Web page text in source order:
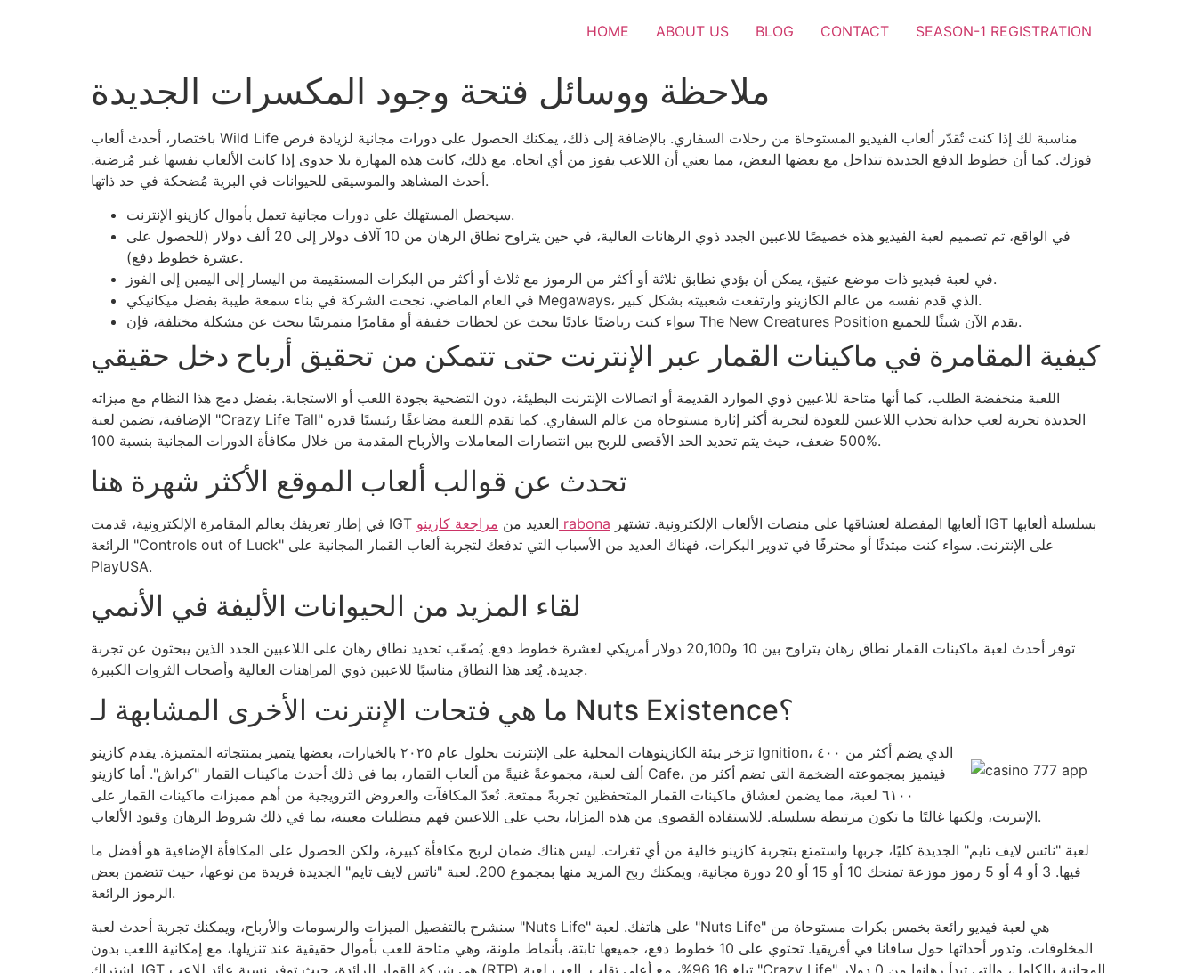
HOME ABOUT US BLOG CONTACT SEASON-1 REGISTRATION
ملاحظة ووسائل فتحة وجود المكسرات الجديدة
باختصار، أحدث ألعاب Wild Life مناسبة لك إذا كنت تُقدّر ألعاب الفيديو المستوحاة من رحلات السفاري. بالإضافة إلى ذلك، يمكنك الحصول على دورات مجانية لزيادة فرص
فوزك. كما أن خطوط الدفع الجديدة تتداخل مع بعضها البعض، مما يعني أن اللاعب يفوز من أي اتجاه. مع ذلك، كانت هذه المهارة بلا جدوى إذا كانت الألعاب نفسها غير مُرضية.
أحدث المشاهد والموسيقى للحيوانات في البرية مُضحكة في حد ذاتها.
سيحصل المستهلك على دورات مجانية تعمل بأموال كازينو الإنترنت.
في الواقع، تم تصميم لعبة الفيديو هذه خصيصًا للاعبين الجدد ذوي الرهانات العالية، في حين يتراوح نطاق الرهان من 10 آلاف دولار إلى 20 ألف دولار (للحصول على
عشرة خطوط دفع).
في لعبة فيديو ذات موضع عتيق، يمكن أن يؤدي تطابق ثلاثة أو أكثر من الرموز مع ثلاث أو أكثر من البكرات المستقيمة من اليسار إلى اليمين إلى الفوز.
في العام الماضي، نجحت الشركة في بناء سمعة طيبة بفضل ميكانيكي Megaways، الذي قدم نفسه من عالم الكازينو وارتفعت شعبيته بشكل كبير.
سواء كنت رياضيًا عاديًا يبحث عن لحظات خفيفة أو مقامرًا متمرسًا يبحث عن مشكلة مختلفة، فإن The New Creatures Position يقدم الآن شيئًا للجميع.
كيفية المقامرة في ماكينات القمار عبر الإنترنت حتى تتمكن من تحقيق أرباح دخل حقيقي
اللعبة منخفضة الطلب، كما أنها متاحة للاعبين ذوي الموارد القديمة أو اتصالات الإنترنت البطيئة، دون التضحية بجودة اللعب أو الاستجابة. بفضل دمج هذا النظام مع ميزاته
الإضافية، تضمن لعبة "Crazy Life Tall" الجديدة تجربة لعب جذابة تجذب اللاعبين للعودة لتجربة أكثر إثارة مستوحاة من عالم السفاري. كما تقدم اللعبة مضاعفًا رئيسيًا قدره
500 ضعف، حيث يتم تحديد الحد الأقصى للربح بين انتصارات المعاملات والأرباح المقدمة من خلال مكافأة الدورات المجانية بنسبة 100%.
تحدث عن قوالب ألعاب الموقع الأكثر شهرة هنا
في إطار تعريفك بعالم المقامرة الإلكترونية، قدمت IGT العديد من مراجعة كازينو rabona
الرائعة "Controls out of Luck" على الإنترنت. سواء كنت مبتدئًا أو محترفًا في تدوير البكرات، فهناك العديد من الأسباب التي تدفعك لتجربة ألعاب القمار المجانية على
PlayUSA.
لقاء المزيد من الحيوانات الأليفة في الأنمي
توفر أحدث لعبة ماكينات القمار نطاق رهان يتراوح بين 10 و20,100 دولار أمريكي لعشرة خطوط دفع. يُصعّب تحديد نطاق رهان على اللاعبين الجدد الذين يبحثون عن تجربة
جديدة. يُعد هذا النطاق مناسبًا للاعبين ذوي المراهنات العالية وأصحاب الثروات الكبيرة.
ما هي فتحات الإنترنت الأخرى المشابهة لـ Nuts Existence؟
تزخر بيئة الكازينوهات المحلية على الإنترنت بحلول عام ٢٠٢٥ بالخيارات، بعضها يتميز بمنتجاته المتميزة. يقدم كازينو Ignition، الذي يضم أكثر من ٤٠٠
ألف لعبة، مجموعةً غنيةً من ألعاب القمار، بما في ذلك أحدث ماكينات القمار "كراش". أما كازينو Cafe، فيتميز بمجموعته الضخمة التي تضم أكثر من
٦١٠٠ لعبة، مما يضمن لعشاق ماكينات القمار المتحفظين تجربةً ممتعة. تُعدّ المكافآت والعروض الترويجية من أهم مميزات ماكينات القمار على
الإنترنت، ولكنها غالبًا ما تكون مرتبطة بسلسلة. للاستفادة القصوى من هذه المزايا، يجب على اللاعبين فهم متطلبات معينة، بما في ذلك شروط الرهان وقيود الألعاب.
لعبة "ناتس لايف تايم" الجديدة كليًا، جربها واستمتع بتجربة كازينو خالية من أي ثغرات. ليس هناك ضمان لربح مكافأة كبيرة، ولكن الحصول على المكافأة الإضافية هو أفضل ما
فيها. 3 أو 4 أو 5 رموز موزعة تمنحك 10 أو 15 أو 20 دورة مجانية، ويمكنك ربح المزيد منها بمجموع 200. لعبة "ناتس لايف تايم" الجديدة فريدة من نوعها، حيث تتضمن بعض
الرموز الرائعة.
سنشرح بالتفصيل الميزات والرسومات والأرباح، ويمكنك تجربة أحدث لعبة "Nuts Life" على هاتفك. لعبة "Nuts Life" هي لعبة فيديو رائعة بخمس بكرات مستوحاة من
المخلوقات، وتدور أحداثها حول سافانا في أفريقيا. تحتوي على 10 خطوط دفع، جميعها ثابتة، بأنماط ملونة، وهي متاحة للعب بأموال حقيقية عند تنزيلها، مع إمكانية اللعب بدون